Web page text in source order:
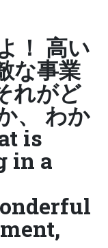
！ 高い
な事業
れがど
、 わか
is
in a